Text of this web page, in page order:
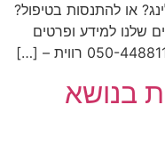
או להתנסות בטיפול?
למידע ופרטים
בנושא